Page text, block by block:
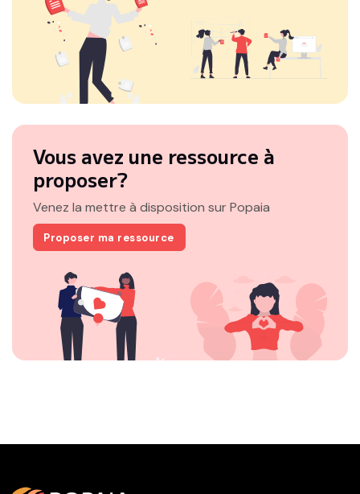
Vous avez une ressource à
proposer?
Venez la mettre à disposition sur Popaia
Proposer ma ressource